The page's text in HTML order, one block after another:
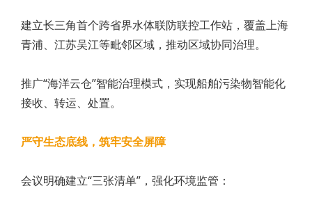
建立长三角首个跨省界水体联防联控工作站，覆盖上海
青浦、江苏吴江等毗邻区域，推动区域协同治理。
推广“海洋云仓”智能治理模式，实现船舶污染物智能化
接收、转运、处置。
严守生态底线，筑牢安全屏障
会议明确建立“三张清单”，强化环境监管：